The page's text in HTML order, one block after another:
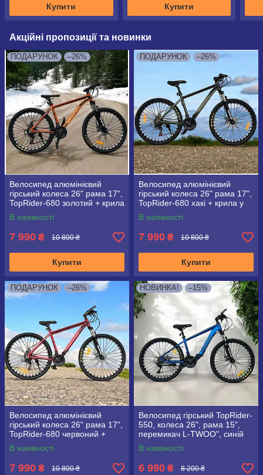
Купити Купити
Акційні пропозиції та новинки
ПОДАРУНОК –26%
Велосипед алюмінієвий
гірський колеса 26" рама 17",
TopRider-680 золотий + крила
у подарунок!
В наявності
7 990 ₴ 10 800 ₴
Купити
ПОДАРУНОК –26%
Велосипед алюмінієвий
гірський колеса 26" рама 17",
TopRider-680 хакі + крила у
подарунок!
В наявності
7 990 ₴ 10 800 ₴
Купити
ПОДАРУНОК –26%
Велосипед алюмінієвий
гірський колеса 26" рама 17",
TopRider-680 червоний +
крила у подарунок!
В наявності
7 990 ₴ 10 800 ₴
НОВИНКА! –15%
Велосипед гірський TopRider-
550, колеса 26", рама 15",
перемикач L-TWOO", синій
В наявності
6 990 ₴ 8 200 ₴